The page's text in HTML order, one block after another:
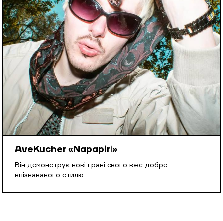
AveKucher «Napapiri»
Він демонструє нові грані свого вже добре
впізнаваного стилю.